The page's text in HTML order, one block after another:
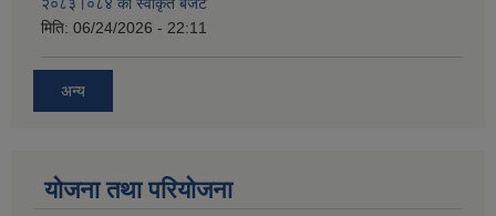
२०८३।०८४ को स्वीकृत बजेट
मिति: 06/24/2026 - 22:11
अन्य
योजना तथा परियोजना